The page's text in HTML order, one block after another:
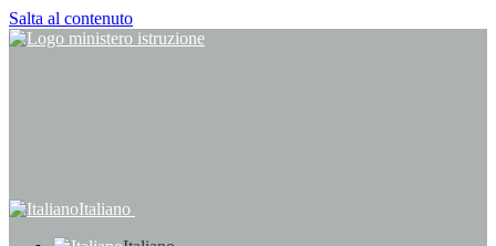
Salta al contenuto
Italiano